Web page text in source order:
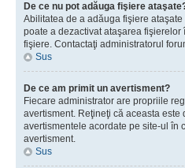
De ce nu pot adăuga fişiere
Abilitatea de a adăuga fişiere
poate a dezactivat ataşarea
fişiere. Contactaţi administratorul
Sus
De ce am primit un avertisment?
Fiecare administrator are propriile
avertisment. Reţineţi că aceasta
avertismentele acordate pe site-ul în
avertisment.
Sus